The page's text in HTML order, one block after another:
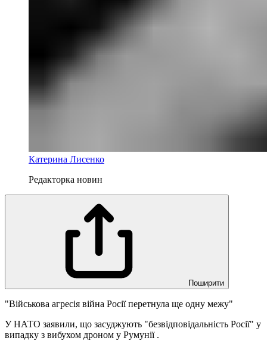
Катерина Лисенко
Редакторка новин
Поширити
"Військова агресія війна Росії перетнула ще одну межу"
У НАТО заявили, що засуджують "безвідповідальність Росії" у
випадку з вибухом дроном у Румунії .